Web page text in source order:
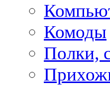
Комоды
Полки,